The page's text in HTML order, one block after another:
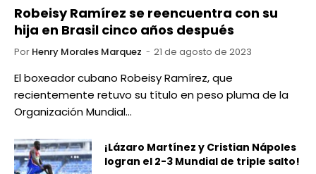
Robeisy Ramírez se reencuentra con su
hija en Brasil cinco años después
Por Henry Morales Marquez 21 de agosto de 2023
El boxeador cubano Robeisy Ramírez, que
recientemente retuvo su título en peso pluma de la
Organización Mundial…
¡Lázaro Martínez y Cristian Nápoles
logran el 2-3 Mundial de triple salto!